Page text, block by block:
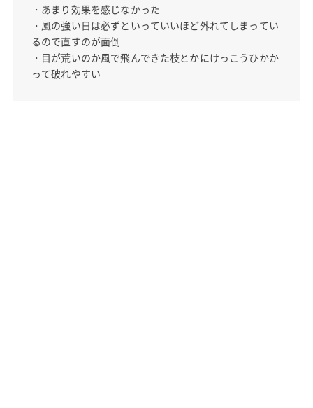
・あまり効果を感じなかった
・風の強い日は必ずといっていいほど外れてしまってい
るので直すのが面倒
・目が荒いのか風で飛んできた枝とかにけっこうひかか
って破れやすい